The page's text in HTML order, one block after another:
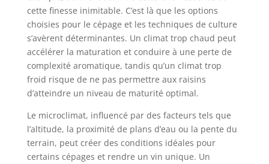
cette finesse inimitable. C’est là que les options
choisies pour le cépage et les techniques de culture
s’avèrent déterminantes. Un climat trop chaud peut
accélérer la maturation et conduire à une perte de
complexité aromatique, tandis qu’un climat trop
froid risque de ne pas permettre aux raisins
d’atteindre un niveau de maturité optimal.
Le microclimat, influencé par des facteurs tels que
l’altitude, la proximité de plans d’eau ou la pente du
terrain, peut créer des conditions idéales pour
certains cépages et rendre un vin unique. Un